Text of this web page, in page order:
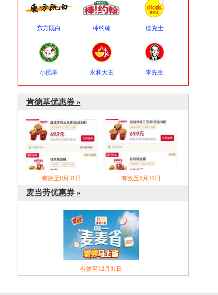
东方既白 棒约翰 德克士
小肥羊 永和大王 李先生
肯德基优惠券 »
有效至8月31日 有效至8月31日
麦当劳优惠券 »
有效至12月31日